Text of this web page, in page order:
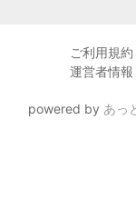
ご利用規約
運営者情報
powered by あっ